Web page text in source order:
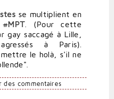
se multiplient en
#MPT . (Pour cette
gay saccagé à Lille,
à Paris).
le holà, s'il ne
commentaires